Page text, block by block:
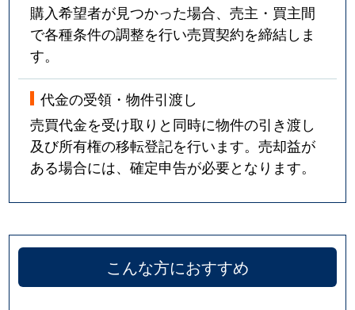
購入希望者が見つかった場合、売主・買主間
で各種条件の調整を行い売買契約を締結しま
す。
代金の受領・物件引渡し
売買代金を受け取りと同時に物件の引き渡し
及び所有権の移転登記を行います。売却益が
ある場合には、確定申告が必要となります。
こんな方におすすめ